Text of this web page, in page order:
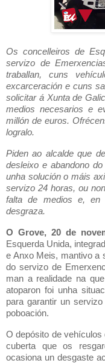
Os concelleiros de
servizo de
traballan, cuns
excarceración e cuns
solicitar á Xunta de
medios necesarios e
millón de euros.
logralo.
Piden ao alcalde que
desleixo e abandono
unha solución o máis
servizo 24 horas, ou
falta de medios e, en
desgraza.
O Grove, 20 de
Esquerda Unida,
e Anxo Meis, mantivo a
do servizo de
man a realidade na
atoparon foi unha
para garantir un
poboación.
O depósito de vehículos
cuberta que os
ocasiona un desgaste